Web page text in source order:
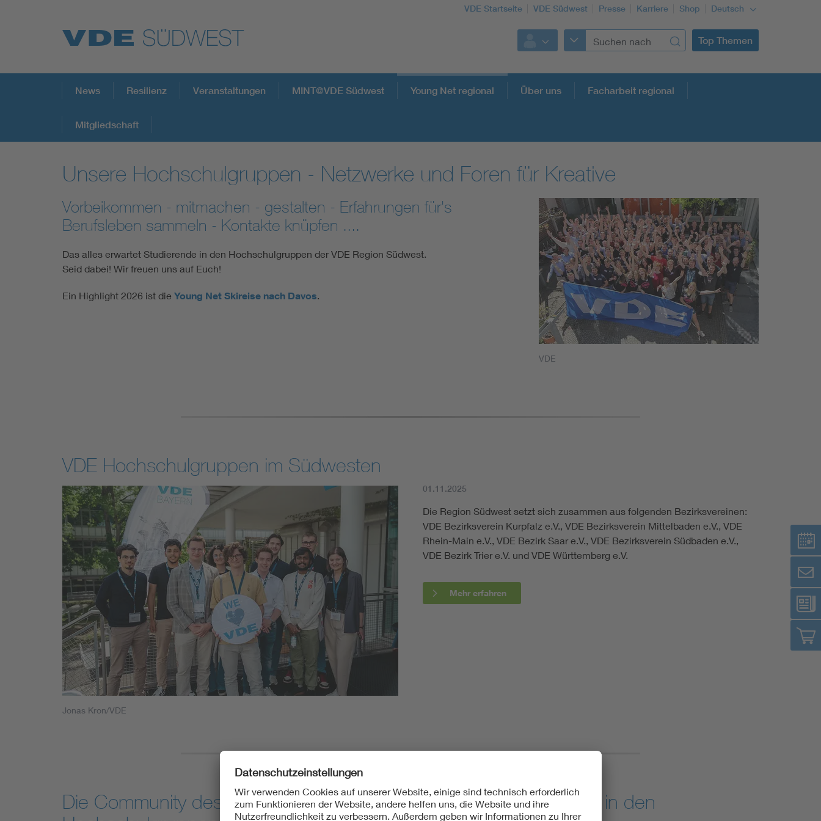
VDE Startseite VDE Südwest Presse Karriere Shop Deutsch
Top Themen
Top Themen
Weitere Themen
News Resilienz Veranstaltungen MINT@VDE Südwest Young Net regional Über uns Facharbeit regional
Mitgliedschaft
Unsere Hochschulgruppen - Netzwerke und Foren für Kreative
VDE
Vorbeikommen - mitmachen - gestalten - Erfahrungen für's
Berufsleben sammeln - Kontakte knüpfen ....
Das alles erwartet Studierende in den Hochschulgruppen der VDE Region Südwest.
Seid dabei! Wir freuen uns auf Euch!
Ein Highlight 2026 ist die Young Net Skireise nach Davos.
VDE Hochschulgruppen im Südwesten
Jonas Kron/VDE
01.11.2025
Die Region Südwest setzt sich zusammen aus folgenden Bezirksvereinen:
VDE Bezirksverein Kurpfalz e.V., VDE Bezirksverein Mittelbaden e.V., VDE
Rhein-Main e.V., VDE Bezirk Saar e.V., VDE Bezirksverein Südbaden e.V.,
VDE Bezirk Trier e.V. und VDE Württemberg e.V.
Mehr erfahren
Die Community des VDE YoungNet erlebt man am unmittelbarsten in den